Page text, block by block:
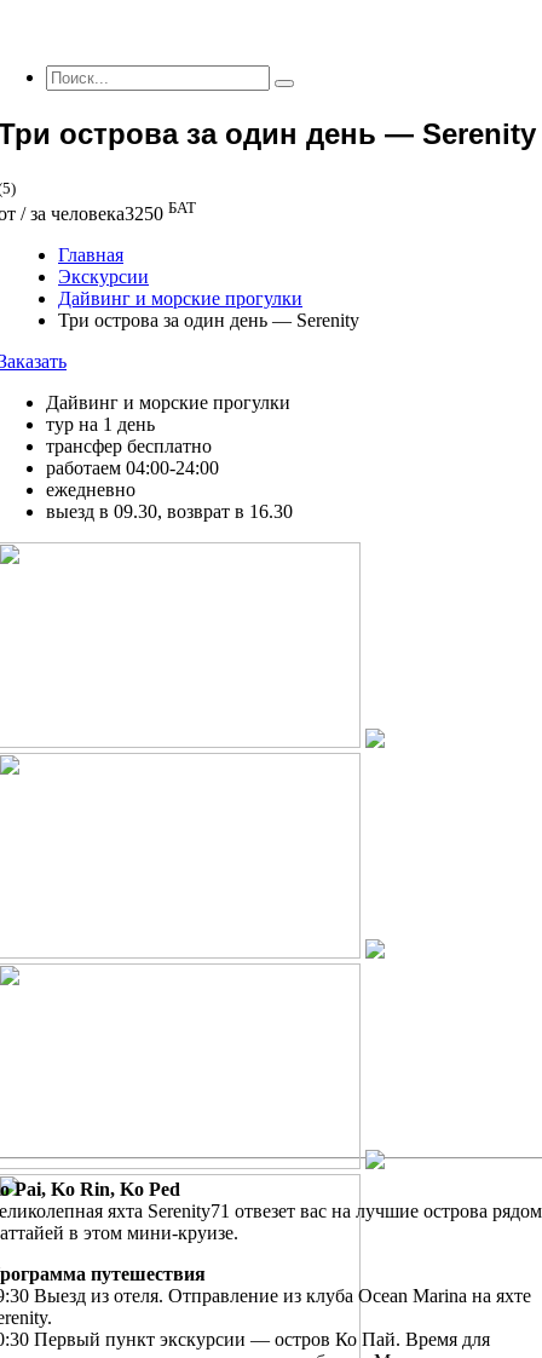
острова за один день — Serenity
/ за человека3250 БАТ
Главная
Экскурсии
Дайвинг и морские прогулки
Три острова за один день — Serenity
Дайвинг и морские прогулки
тур на 1 день
трансфер бесплатно
работаем 04:00-24:00
ежедневно
выезд в 09.30, возврат в 16.30
Pai, Ko Rin, Ko Ped
яхта Serenity71 отвезет вас на лучшие острова
в этом мини-круизе.
путешествия
Выезд из отеля. Отправление из клуба Ocean Marina на яхте
Первый пункт экскурсии — остров Ко Пай. Время для